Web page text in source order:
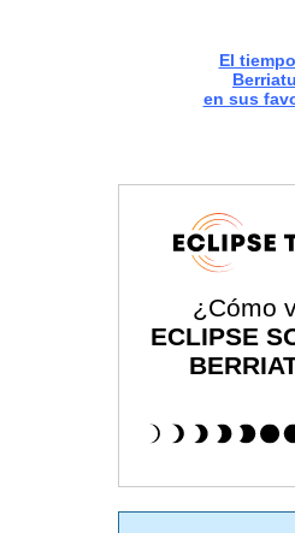
El
en sus
¿Cómo
ECLIPSE